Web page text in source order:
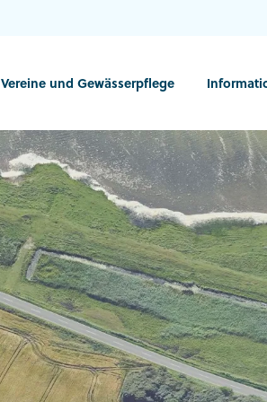
Vereine und Gewässerpflege